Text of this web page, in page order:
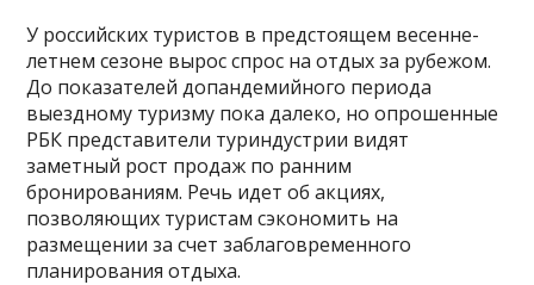
У российских туристов в предстоящем весенне-
летнем сезоне вырос спрос на отдых за рубежом.
До показателей допандемийного периода
выездному туризму пока далеко, но опрошенные
РБК представители туриндустрии видят
заметный рост продаж по ранним
бронированиям. Речь идет об акциях,
позволяющих туристам сэкономить на
размещении за счет заблаговременного
планирования отдыха.